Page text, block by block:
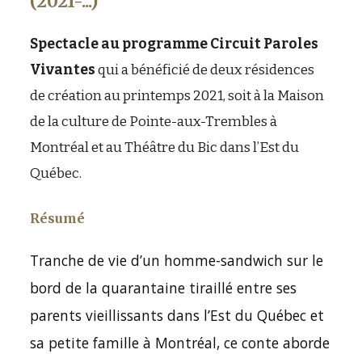
Spectacle au programme Circuit Paroles
Vivantesqui a bénéficiéde deux résidences
de création au printemps 2021, soit à la Maison
de la culture de Pointe-aux-Trembles à
Montréal et au Théâtre du Bic dans l’Est du
Québec.
Résumé
Tranche de vie d’un homme-sandwich sur le
bord de la quarantaine tiraillé entre ses
parents vieillissants dans l’Est du Québec et
sa petite famille à Montréal, ce conte aborde